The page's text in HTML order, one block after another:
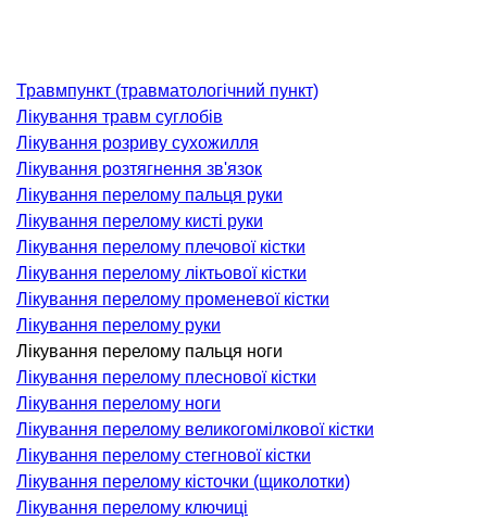
допомога
ЗАХВОРЮВАННЯ
горла і гортані
носа
вух
І ЛОР-ХІРУРГІЯ
лікування порожнини носа і
Травмпункт (травматологічний пункт)
Лікування травм суглобів
Лікування розриву сухожилля
Лікування розтягнення зв'язок
Лікування перелому пальця руки
Лікування перелому кисті руки
Лікування перелому плечової кістки
Лікування перелому ліктьової кістки
Лікування перелому променевої кістки
Лікування перелому руки
Лікування перелому пальця ноги
Лікування перелому плеснової кістки
Лікування перелому ноги
Лікування перелому великогомілкової кістки
Лікування перелому стегнової кістки
Лікування перелому кісточки (щиколотки)
Лікування перелому ключиці